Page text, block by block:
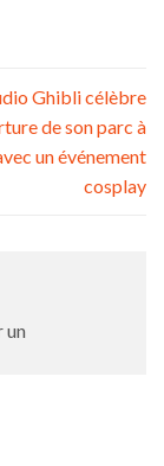
Ghibli célèbre
de son parc à
un événement
cosplay
un